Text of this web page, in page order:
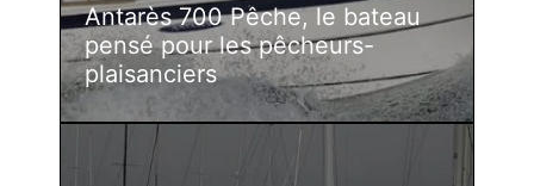
Antarès 700 Pêche, le bateau
pensé pour les pêcheurs-
plaisanciers